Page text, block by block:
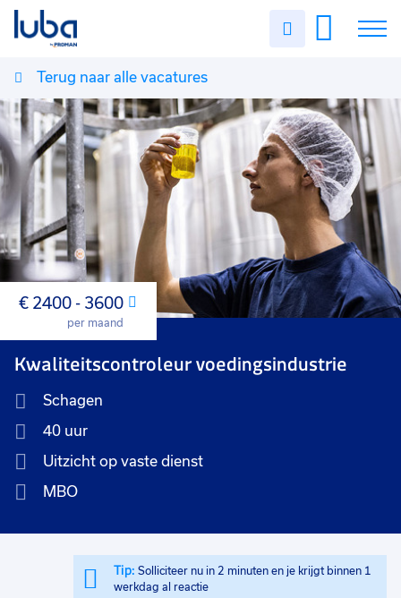
Uren
Vacatures
Over ons
Voor werkgevers
Contact
Terug naar alle vacatures
Maand
€ 2400 - 3600
per maand
Kwaliteitscontroleur voedingsindustrie
Schagen
40 uur
Uitzicht op vaste dienst
MBO
Tip: Solliciteer nu in 2 minuten en je krijgt binnen 1
werkdag al reactie